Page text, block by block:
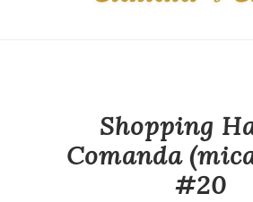
Shopping
Comanda
#20